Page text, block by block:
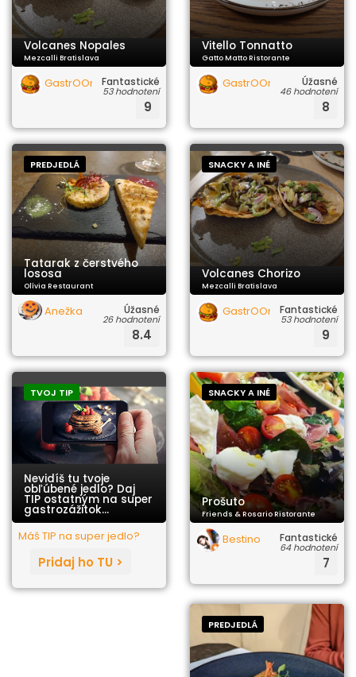
Volcanes Nopales
Mezcalli Bratislava
GastrOOrgazmus
Fantastické
53 hodnotení
9
Vitello Tonnatto
Gatto Matto Ristorante
GastrOOrgazmusÚžasné
46 hodnotení
8
PREDJEDLÁ
Tatarak z čerstvého
lososa
Olívia Restaurant
Anežka Úžasné
26 hodnotení
8.4
SNACKY A INÉ
Volcanes Chorizo
Mezcalli Bratislava
GastrOOrgazmus
Fantastické
53 hodnotení
9
TVOJ TIP
Nevidíš tu tvoje
obľúbené jedlo? Daj
TIP ostatným na super
gastrozážitok...
Máš TIP na super jedlo?
Pridaj ho TU >
SNACKY A INÉ
Prošuto
Friends & Rosario Ristorante
Bestino Fantastické
64 hodnotení
7
PREDJEDLÁ